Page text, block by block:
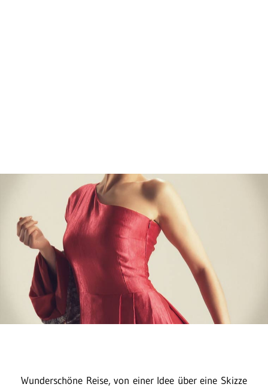
Wunderschöne Reise, von einer Idee über eine Skizze